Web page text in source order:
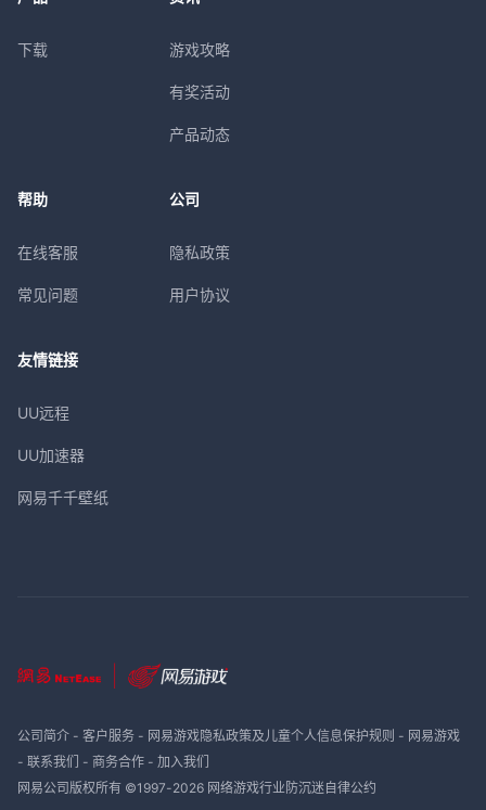
下载 游戏攻略
有奖活动
产品动态
帮助
在线客服
常见问题
公司
隐私政策
用户协议
友情链接
UU远程
UU加速器
网易千千壁纸
公司简介- 客户服务- 网易游戏隐私政策及儿童个人信息保护规则 - 网易游戏
- 联系我们 - 商务合作- 加入我们
网易公司版权所有 ©1997-2026 网络游戏行业防沉迷自律公约